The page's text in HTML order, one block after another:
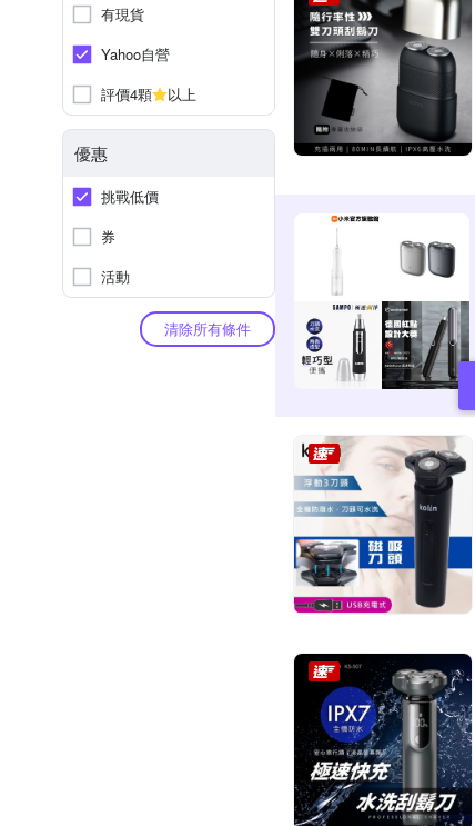
有現貨
Yahoo自營
評價4顆
以上
優惠
挑戰低價
券
活動
清除所有條件